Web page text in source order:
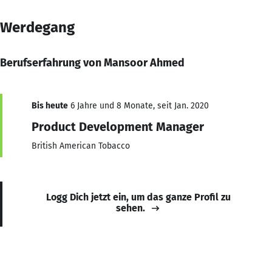
Werdegang
Berufserfahrung von Mansoor Ahmed
Bis heute 6 Jahre und 8 Monate, seit Jan. 2020
Product Development Manager
British American Tobacco
Logg Dich jetzt ein, um das ganze Profil zu
sehen.